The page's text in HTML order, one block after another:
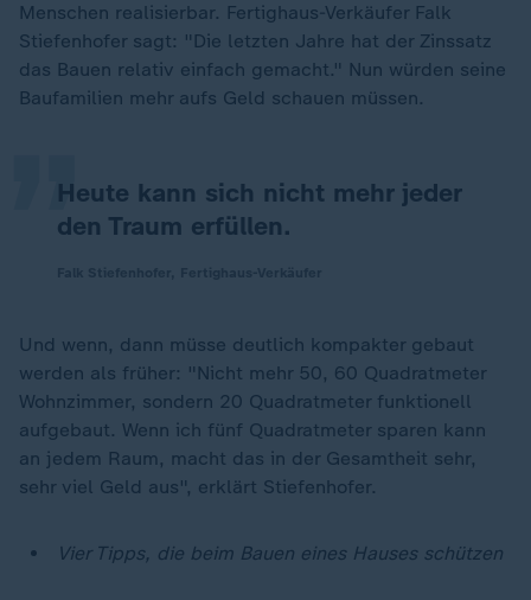
Menschen realisierbar. Fertighaus-Verkäufer Falk
Stiefenhofer sagt: "Die letzten Jahre hat der Zinssatz
das Bauen relativ einfach gemacht." Nun würden seine
Baufamilien mehr aufs Geld schauen müssen.
Heute kann sich nicht mehr jeder
den Traum erfüllen.
„
Und wenn, dann müsse deutlich kompakter gebaut
werden als früher: "Nicht mehr 50, 60 Quadratmeter
Wohnzimmer, sondern 20 Quadratmeter funktionell
aufgebaut. Wenn ich fünf Quadratmeter sparen kann
an jedem Raum, macht das in der Gesamtheit sehr,
sehr viel Geld aus", erklärt Stiefenhofer.
Vier Tipps, die beim Bauen eines Hauses schützen